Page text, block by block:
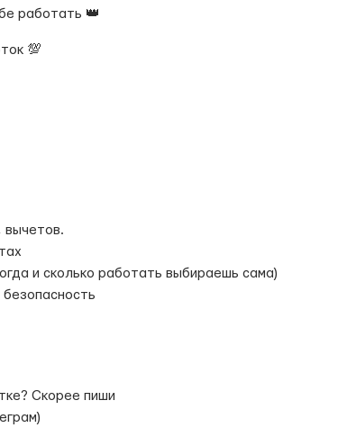
работать 👑
💯
вычетов.
и сколько работать выбираешь сама)
Скорее пиши